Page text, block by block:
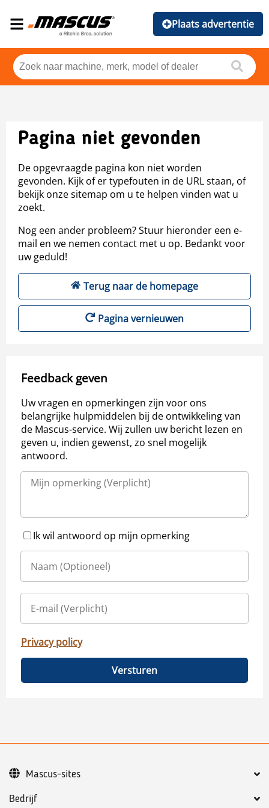
Plaats advertentie
Pagina niet gevonden
De opgevraagde pagina kon niet worden
gevonden. Kijk of er typefouten in de URL staan, of
bekijk onze sitemap om u te helpen vinden wat u
zoekt.
Nog een ander probleem? Stuur hieronder een e-
mail en we nemen contact met u op. Bedankt voor
uw geduld!
Terug naar de homepage
Pagina vernieuwen
Feedback geven
Uw vragen en opmerkingen zijn voor ons
belangrijke hulpmiddelen bij de ontwikkeling van
de Mascus-service. Wij zullen uw bericht lezen en
geven u, indien gewenst, zo snel mogelijk
antwoord.
Ik wil antwoord op mijn opmerking
Privacy policy
Versturen
Bedrijf
Mascus-sites